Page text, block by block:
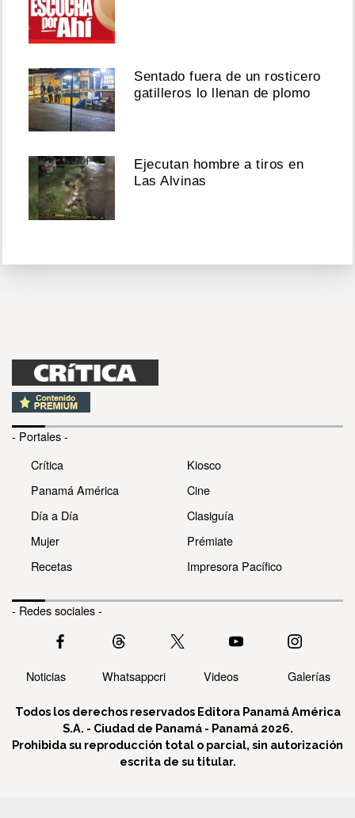
Sentado fuera de un rosticero
gatilleros lo llenan de plomo
Ejecutan hombre a tiros en
Las Alvinas
- Portales -
Crítica
Panamá América
Día a Día
Mujer
Recetas
Kiosco
Cine
Clasiguía
Prémiate
Impresora Pacífico
- Redes sociales -
Noticias Whatsappcri Videos Galerías
Todos los derechos reservados Editora Panamá América
S.A. - Ciudad de Panamá - Panamá 2026.
Prohibida su reproducción total o parcial, sin autorización
escrita de su titular.